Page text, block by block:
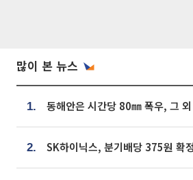
많이 본 뉴스
1.
2.